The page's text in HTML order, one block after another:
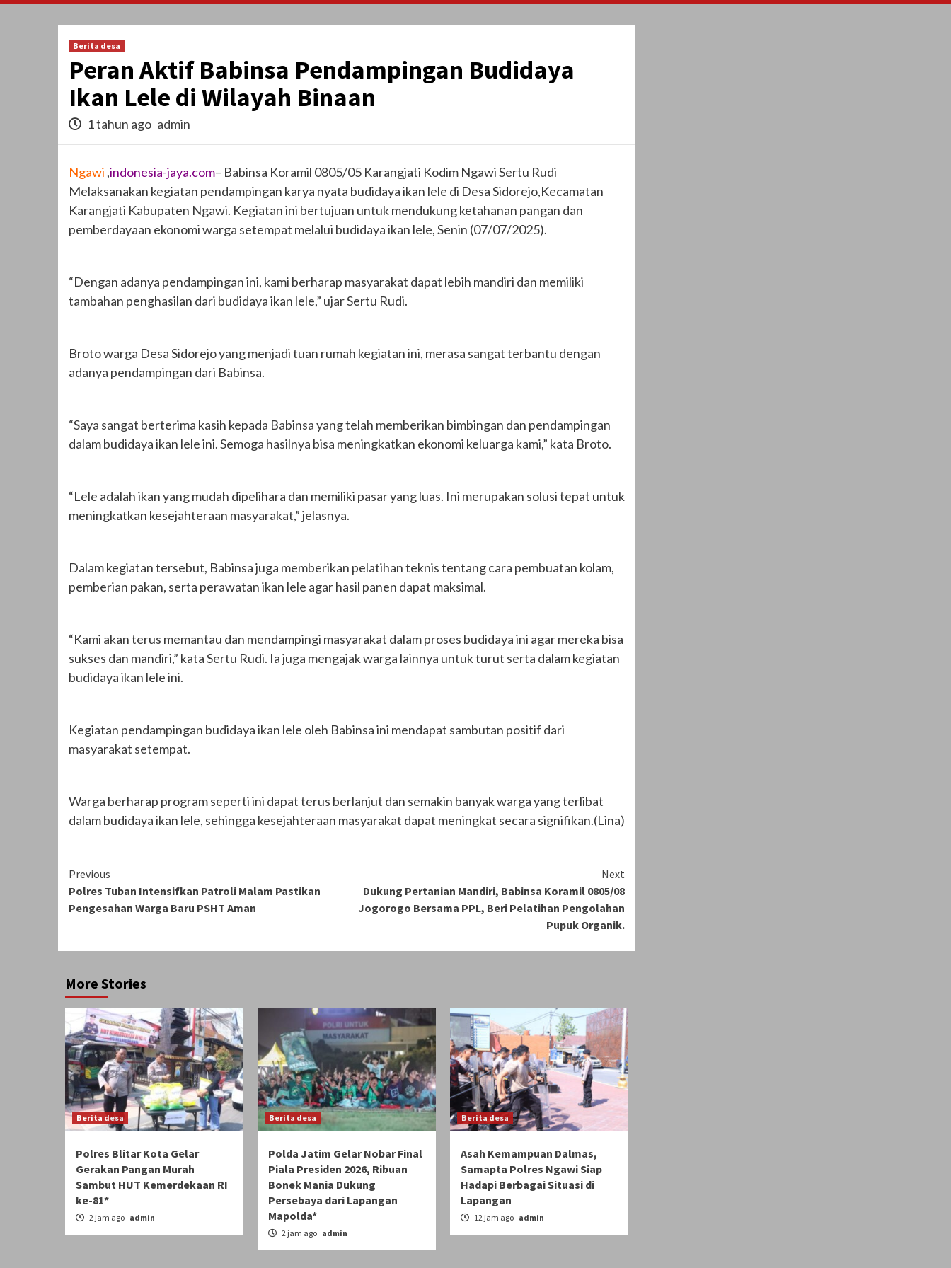
Berita desa
Peran Aktif Babinsa Pendampingan Budidaya
Ikan Lele di Wilayah Binaan
1 tahun ago admin
Ngawi ,indonesia-jaya.com– Babinsa Koramil 0805/05 Karangjati Kodim Ngawi Sertu Rudi
Melaksanakan kegiatan pendampingan karya nyata budidaya ikan lele di Desa Sidorejo,Kecamatan
Karangjati Kabupaten Ngawi. Kegiatan ini bertujuan untuk mendukung ketahanan pangan dan
pemberdayaan ekonomi warga setempat melalui budidaya ikan lele, Senin (07/07/2025).
“Dengan adanya pendampingan ini, kami berharap masyarakat dapat lebih mandiri dan memiliki
tambahan penghasilan dari budidaya ikan lele,” ujar Sertu Rudi.
Broto warga Desa Sidorejo yang menjadi tuan rumah kegiatan ini, merasa sangat terbantu dengan
adanya pendampingan dari Babinsa.
“Saya sangat berterima kasih kepada Babinsa yang telah memberikan bimbingan dan pendampingan
dalam budidaya ikan lele ini. Semoga hasilnya bisa meningkatkan ekonomi keluarga kami,” kata Broto.
“Lele adalah ikan yang mudah dipelihara dan memiliki pasar yang luas. Ini merupakan solusi tepat untuk
meningkatkan kesejahteraan masyarakat,” jelasnya.
Dalam kegiatan tersebut, Babinsa juga memberikan pelatihan teknis tentang cara pembuatan kolam,
pemberian pakan, serta perawatan ikan lele agar hasil panen dapat maksimal.
“Kami akan terus memantau dan mendampingi masyarakat dalam proses budidaya ini agar mereka bisa
sukses dan mandiri,” kata Sertu Rudi. Ia juga mengajak warga lainnya untuk turut serta dalam kegiatan
budidaya ikan lele ini.
Kegiatan pendampingan budidaya ikan lele oleh Babinsa ini mendapat sambutan positif dari
masyarakat setempat.
Warga berharap program seperti ini dapat terus berlanjut dan semakin banyak warga yang terlibat
dalam budidaya ikan lele, sehingga kesejahteraan masyarakat dapat meningkat secara signifikan.(Lina)
Continue
Reading
Previous
Polres Tuban Intensifkan Patroli Malam Pastikan
Pengesahan Warga Baru PSHT Aman
Next
Dukung Pertanian Mandiri, Babinsa Koramil 0805/08
Jogorogo Bersama PPL, Beri Pelatihan Pengolahan
Pupuk Organik.
More Stories
Berita desa
Polres Blitar Kota Gelar
Gerakan Pangan Murah
Sambut HUT Kemerdekaan RI
ke-81*
2 jam ago admin
Berita desa
Polda Jatim Gelar Nobar Final
Piala Presiden 2026, Ribuan
Bonek Mania Dukung
Persebaya dari Lapangan
Mapolda*
2 jam ago admin
Berita desa
Asah Kemampuan Dalmas,
Samapta Polres Ngawi Siap
Hadapi Berbagai Situasi di
Lapangan
12 jam ago admin